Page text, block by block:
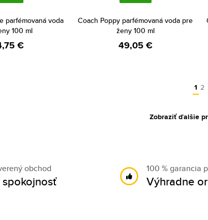
parfémovaná voda
100 ml
€
Coach Poppy parfémovaná voda pre
ženy 100 ml
49,05 €
1 2
Zobraziť ďalšie
obchod
spokojnosť
100 % garancia
Výhradne